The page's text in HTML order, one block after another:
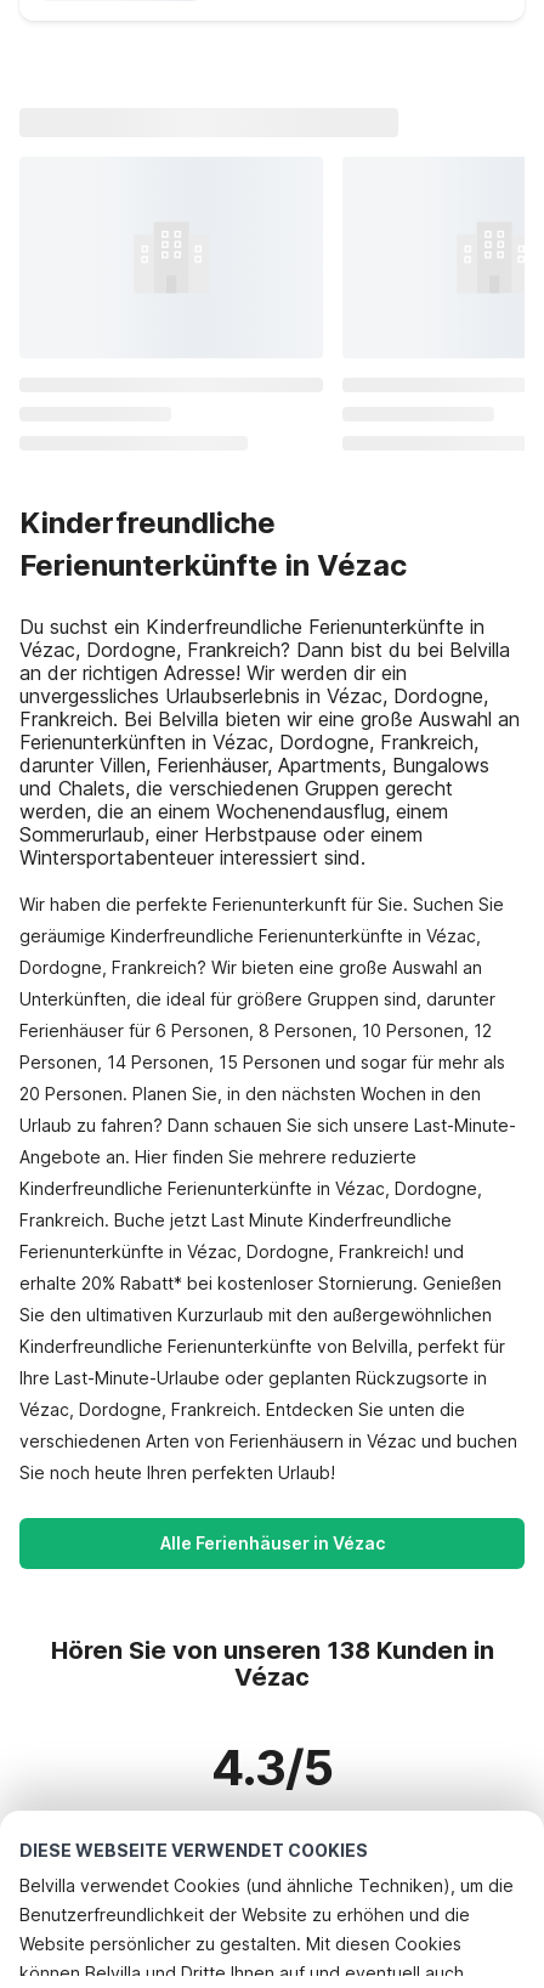
DIESE WEBSEITE VERWENDET COOKIES
Belvilla verwendet Cookies (und ähnliche Techniken), um die
Benutzerfreundlichkeit der Website zu erhöhen und die
Website persönlicher zu gestalten. Mit diesen Cookies
können Belvilla und Dritte Ihnen auf und eventuell auch
Kinderfreundliche
Ferienunterkünfte in Vézac
Du suchst ein Kinderfreundliche Ferienunterkünfte in
Vézac, Dordogne, Frankreich? Dann bist du bei Belvilla
an der richtigen Adresse! Wir werden dir ein
unvergessliches Urlaubserlebnis in Vézac, Dordogne,
Frankreich. Bei Belvilla bieten wir eine große Auswahl an
Ferienunterkünften in Vézac, Dordogne, Frankreich,
darunter Villen, Ferienhäuser, Apartments, Bungalows
und Chalets, die verschiedenen Gruppen gerecht
werden, die an einem Wochenendausflug, einem
Sommerurlaub, einer Herbstpause oder einem
Wintersportabenteuer interessiert sind.
Wir haben die perfekte Ferienunterkunft für Sie. Suchen Sie
geräumige Kinderfreundliche Ferienunterkünfte in Vézac,
Dordogne, Frankreich? Wir bieten eine große Auswahl an
Unterkünften, die ideal für größere Gruppen sind, darunter
Ferienhäuser für 6 Personen, 8 Personen, 10 Personen, 12
Personen, 14 Personen, 15 Personen und sogar für mehr als
20 Personen. Planen Sie, in den nächsten Wochen in den
Urlaub zu fahren? Dann schauen Sie sich unsere Last-Minute-
Angebote an. Hier finden Sie mehrere reduzierte
Kinderfreundliche Ferienunterkünfte in Vézac, Dordogne,
Frankreich. Buche jetzt Last Minute Kinderfreundliche
Ferienunterkünfte in Vézac, Dordogne, Frankreich! und
erhalte 20% Rabatt* bei kostenloser Stornierung. Genießen
Sie den ultimativen Kurzurlaub mit den außergewöhnlichen
Kinderfreundliche Ferienunterkünfte von Belvilla, perfekt für
Ihre Last-Minute-Urlaube oder geplanten Rückzugsorte in
Vézac, Dordogne, Frankreich. Entdecken Sie unten die
verschiedenen Arten von Ferienhäusern in Vézac und buchen
Sie noch heute Ihren perfekten Urlaub!
Alle Ferienhäuser in Vézac
Hören Sie von unseren 138 Kunden in
Vézac
4.3/5
Beliebteste Reiseziele für Urlaub
Top-Städte mit Top-Annehmlichkeiten für den Urlaub
Rufen Sie an, um zu buchen